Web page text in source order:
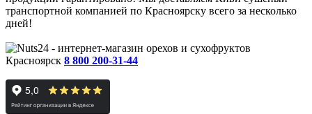
транспортной компанией по Красноярску всего за несколько
дней!
Красноярск 8 800 200-31-44